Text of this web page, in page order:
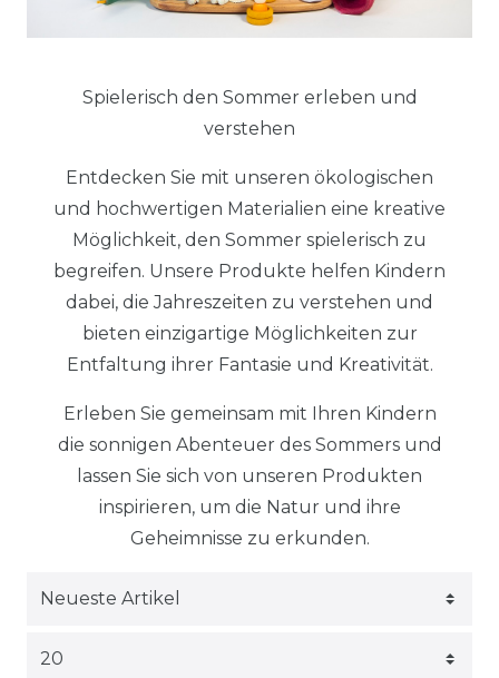
Spielerisch den Sommer erleben und
verstehen
Entdecken Sie mit unseren ökologischen
und hochwertigen Materialien eine kreative
Möglichkeit, den Sommer spielerisch zu
begreifen. Unsere Produkte helfen Kindern
dabei, die Jahreszeiten zu verstehen und
bieten einzigartige Möglichkeiten zur
Entfaltung ihrer Fantasie und Kreativität.
Erleben Sie gemeinsam mit Ihren Kindern
die sonnigen Abenteuer des Sommers und
lassen Sie sich von unseren Produkten
inspirieren, um die Natur und ihre
Geheimnisse zu erkunden.